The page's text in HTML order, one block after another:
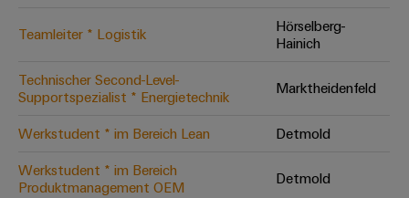
Teamleiter * Logistik
Hörselberg-
Hainich
Technischer Second-Level-
Supportspezialist * Energietechnik
Marktheidenfeld
Werkstudent * im Bereich Lean
Detmold
Werkstudent * im Bereich
Produktmanagement OEM
Detmold